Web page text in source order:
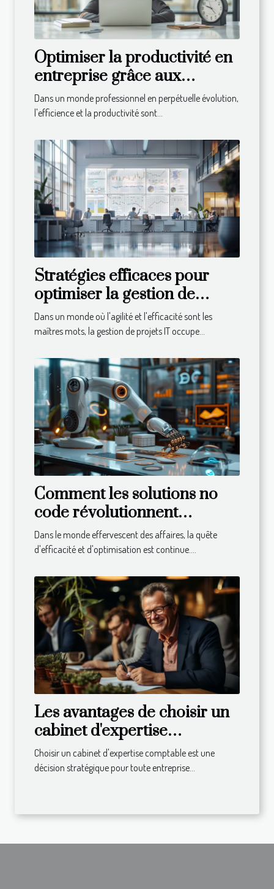
Optimiser la productivité en
entreprise grâce aux
techniques modernes de
gestion du temps
Dans un monde professionnel en perpétuelle évolution,
l'efficience et la productivité sont...
Stratégies efficaces pour
optimiser la gestion de
projets IT
Dans un monde où l'agilité et l'efficacité sont les
maîtres mots, la gestion de projets IT occupe...
Comment les solutions no
code révolutionnent
l'automatisation des
processus dans les petites et
Dans le monde effervescent des affaires, la quête
d'efficacité et d'optimisation est continue....
Les avantages de choisir un
cabinet d'expertise
comptable local pour
dynamiser votre entreprise
Choisir un cabinet d'expertise comptable est une
décision stratégique pour toute entreprise...